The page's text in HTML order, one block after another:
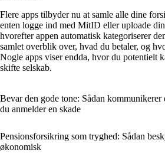
Flere apps tilbyder nu at samle alle dine
enten logge ind med MitID eller uploade
hvorefter appen automatisk kategoriserer
samlet overblik over, hvad du betaler, og
Nogle apps viser endda, hvor du potentielt
skifte selskab.
Bevar den gode tone: Sådan
du anmelder en skade
Pensionsforsikring som tryghed: Sådan
økonomisk